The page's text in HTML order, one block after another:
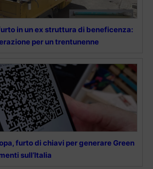
in un ex struttura di beneficenza:
per un trentunenne
furto di chiavi per generare Green
sull’Italia